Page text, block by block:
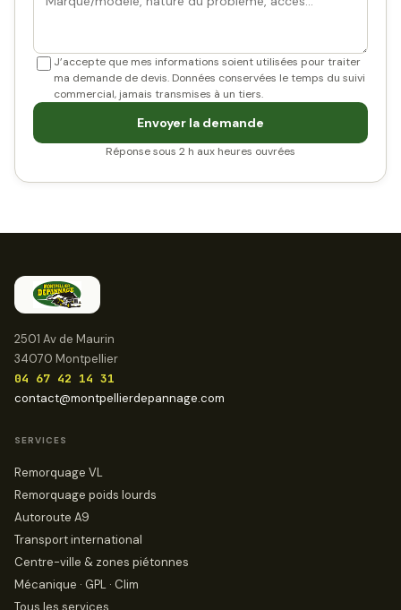
J’accepte que mes informations soient utilisées pour traiter
ma demande de devis. Données conservées le temps du suivi
commercial, jamais transmises à un tiers.
Envoyer la demande
Réponse sous 2 h aux heures ouvrées
2501 Av de Maurin
34070 Montpellier
04 67 42 14 31
contact@montpellierdepannage.com
SERVICES
Remorquage VL
Remorquage poids lourds
Autoroute A9
Transport international
Centre-ville & zones piétonnes
Mécanique · GPL · Clim
Tous les services